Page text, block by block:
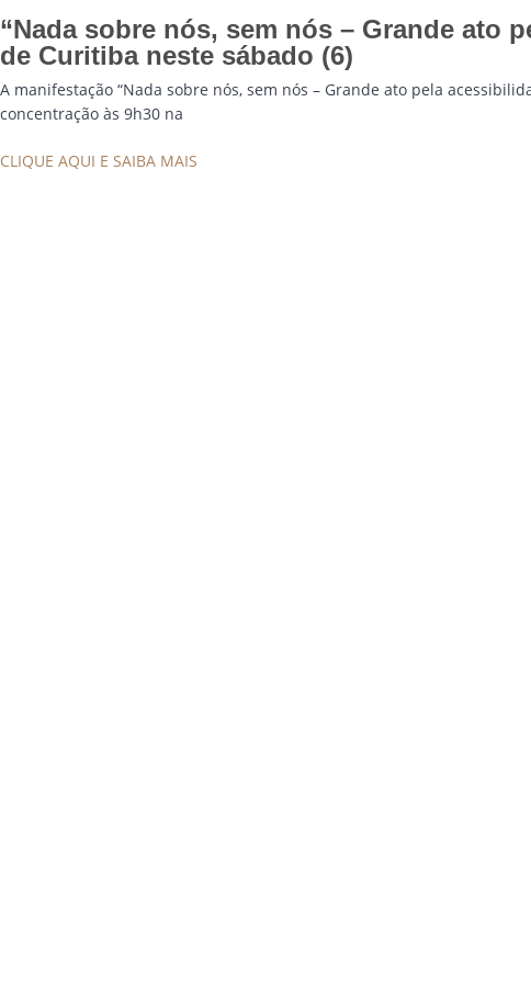
“Nada sobre nós, sem nós – Grande ato
de Curitiba neste sábado (6)
A manifestação “Nada sobre nós, sem nós – Grande ato pela
concentração às 9h30 na
CLIQUE AQUI E SAIBA MAIS